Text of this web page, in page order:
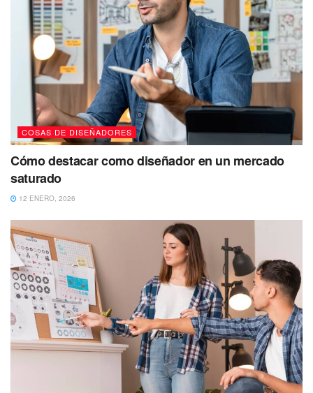
COSAS DE DISEÑADORES
Cómo destacar como diseñador en un mercado
saturado
12 ENERO, 2026